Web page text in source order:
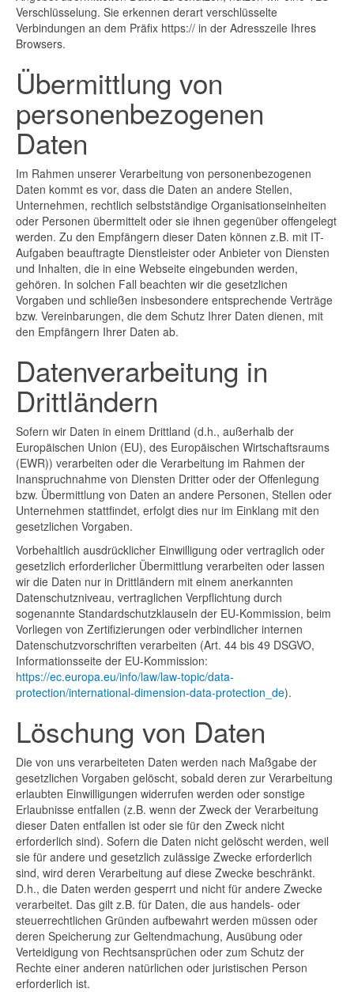
Verschlüsselung. Sie erkennen derart verschlüsselte
Verbindungen an dem Präfix https:// in der Adresszeile Ihres
Browsers.
Übermittlung von
personenbezogenen
Daten
Im Rahmen unserer Verarbeitung von personenbezogenen
Daten kommt es vor, dass die Daten an andere Stellen,
Unternehmen, rechtlich selbstständige Organisationseinheiten
oder Personen übermittelt oder sie ihnen gegenüber offengelegt
werden. Zu den Empfängern dieser Daten können z.B. mit IT-
Aufgaben beauftragte Dienstleister oder Anbieter von Diensten
und Inhalten, die in eine Webseite eingebunden werden,
gehören. In solchen Fall beachten wir die gesetzlichen
Vorgaben und schließen insbesondere entsprechende Verträge
bzw. Vereinbarungen, die dem Schutz Ihrer Daten dienen, mit
den Empfängern Ihrer Daten ab.
Datenverarbeitung in
Drittländern
Sofern wir Daten in einem Drittland (d.h., außerhalb der
Europäischen Union (EU), des Europäischen Wirtschaftsraums
(EWR)) verarbeiten oder die Verarbeitung im Rahmen der
Inanspruchnahme von Diensten Dritter oder der Offenlegung
bzw. Übermittlung von Daten an andere Personen, Stellen oder
Unternehmen stattfindet, erfolgt dies nur im Einklang mit den
gesetzlichen Vorgaben.
Vorbehaltlich ausdrücklicher Einwilligung oder vertraglich oder
gesetzlich erforderlicher Übermittlung verarbeiten oder lassen
wir die Daten nur in Drittländern mit einem anerkannten
Datenschutzniveau, vertraglichen Verpflichtung durch
sogenannte Standardschutzklauseln der EU-Kommission, beim
Vorliegen von Zertifizierungen oder verbindlicher internen
Datenschutzvorschriften verarbeiten (Art. 44 bis 49 DSGVO,
Informationsseite der EU-Kommission:
https://ec.europa.eu/info/law/law-topic/data-
protection/international-dimension-data-protection_de).
Löschung von Daten
Die von uns verarbeiteten Daten werden nach Maßgabe der
gesetzlichen Vorgaben gelöscht, sobald deren zur Verarbeitung
erlaubten Einwilligungen widerrufen werden oder sonstige
Erlaubnisse entfallen (z.B. wenn der Zweck der Verarbeitung
dieser Daten entfallen ist oder sie für den Zweck nicht
erforderlich sind). Sofern die Daten nicht gelöscht werden, weil
sie für andere und gesetzlich zulässige Zwecke erforderlich
sind, wird deren Verarbeitung auf diese Zwecke beschränkt.
D.h., die Daten werden gesperrt und nicht für andere Zwecke
verarbeitet. Das gilt z.B. für Daten, die aus handels- oder
steuerrechtlichen Gründen aufbewahrt werden müssen oder
deren Speicherung zur Geltendmachung, Ausübung oder
Verteidigung von Rechtsansprüchen oder zum Schutz der
Rechte einer anderen natürlichen oder juristischen Person
erforderlich ist.